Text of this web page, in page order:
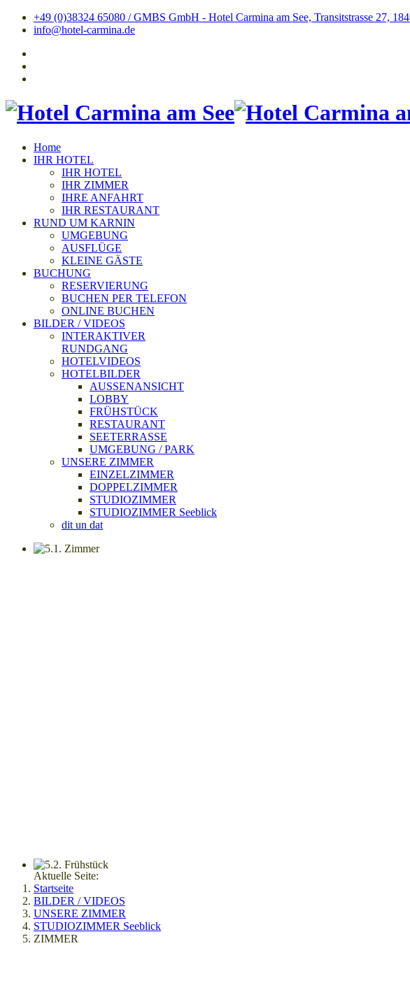
+49 (0)38324 65080 / GMBS GmbH - Hotel Carmina am See, Transitstrasse 27,
info@hotel-carmina.de
Home
IHR HOTEL
IHR HOTEL
IHR ZIMMER
IHRE ANFAHRT
IHR RESTAURANT
RUND UM KARNIN
UMGEBUNG
AUSFLÜGE
KLEINE GÄSTE
BUCHUNG
RESERVIERUNG
BUCHEN PER TELEFON
ONLINE BUCHEN
BILDER / VIDEOS
INTERAKTIVER
RUNDGANG
HOTELVIDEOS
HOTELBILDER
AUSSENANSICHT
LOBBY
FRÜHSTÜCK
RESTAURANT
SEETERRASSE
UMGEBUNG / PARK
UNSERE ZIMMER
EINZELZIMMER
DOPPELZIMMER
STUDIOZIMMER
STUDIOZIMMER Seeblick
dit un dat
Aktuelle Seite:
Startseite
BILDER / VIDEOS
UNSERE ZIMMER
STUDIOZIMMER Seeblick
ZIMMER